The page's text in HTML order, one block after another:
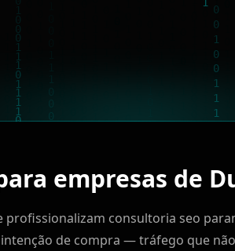
empresas de
profissionalizam consultoria seo
de compra — tráfego que